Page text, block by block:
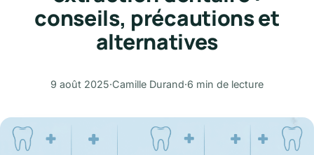
conseils, précautions et
alternatives
9 août 2025·Camille Durand·6 min de lecture